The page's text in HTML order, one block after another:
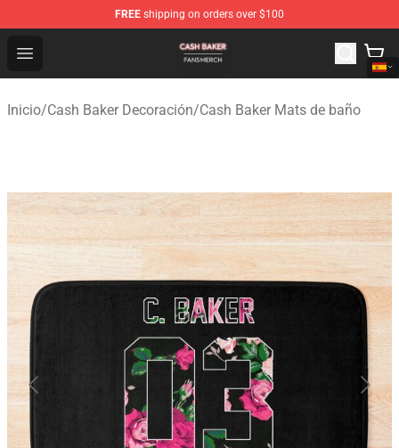
FREE shipping on orders over $100
Open menu
Cash Baker Shop - Official Cash Baker Merchandise
Inicio/Cash Baker Decoración/Cash Baker Mats de baño